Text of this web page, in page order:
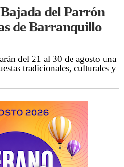
del Parrón
de Barranquillo
del 21 al 30 de agosto una
tradicionales, culturales y